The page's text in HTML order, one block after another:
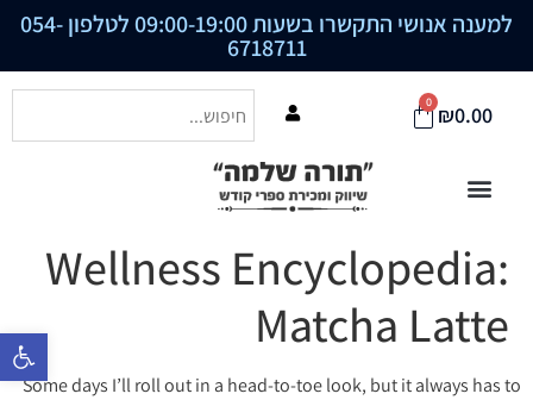
פתח סרגל
למענה אנושי התקשרו בשעות 09:00-19:00 לטלפון 054-
6718711
₪0.00
0
Wellness Encyclopedia:
Matcha Latte
Some days I’ll roll out in a head-to-toe look, but it always has to